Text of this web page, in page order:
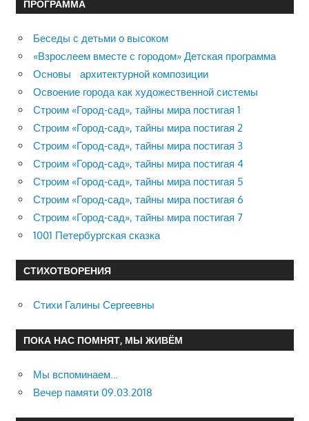
ПРОГРАММА
Беседы с детьми о высоком
«Взрослеем вместе с городом» Детская программа
Основы архитектурной композиции
Освоение города как художественной системы
Строим «Город-сад», тайны мира постигая 1
Строим «Город-сад», тайны мира постигая 2
Строим «Город-сад», тайны мира постигая 3
Строим «Город-сад», тайны мира постигая 4
Строим «Город-сад», тайны мира постигая 5
Строим «Город-сад», тайны мира постигая 6
Строим «Город-сад», тайны мира постигая 7
1001 Петербургская сказка
СТИХОТВОРЕНИЯ
Стихи Галины Сергеевны
ПОКА НАС ПОМНЯТ, МЫ ЖИВЁМ
Мы вспоминаем…
Вечер памяти 09.03.2018